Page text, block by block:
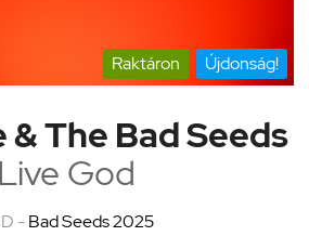
Raktáron Újdonság!
& The Bad Seeds
Live God
-Bad Seeds 2025